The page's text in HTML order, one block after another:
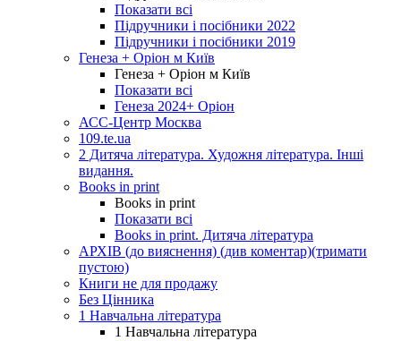
Показати всі
Підручники і посібники 2022
Підручники і посібники 2019
Генеза + Оріон м Київ
Генеза + Оріон м Київ
Показати всі
Генеза 2024+ Оріон
АСС-Центр Москва
109.te.ua
2 Дитяча література. Художня література. Інші
видання.
Books in print
Books in print
Показати всі
Books in print. Дитяча література
АРХІВ (до вияснення) (див коментар)(тримати
пустою)
Книги не для продажу
Без Цінника
1 Навчальна література
1 Навчальна література